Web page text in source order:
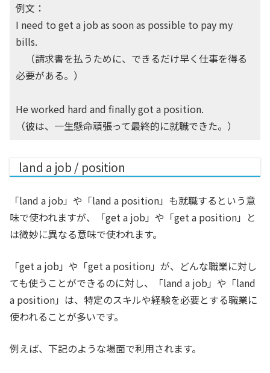
例文：
I need to get a job as soon as possible to pay my
bills.
（請求書を払うために、できるだけ早く仕事を得る
必要がある。）
He worked hard and finally got a position.
（彼は、一生懸命頑張って最終的に就職できた。）
land a job / position
「land a job」や「land a position」も就職するという意
味で使われますが、「get a job」や「get a position」と
は微妙に異なる意味で使われます。
「get a job」や「get a position」が、どんな職業に対し
ても使うことができるのに対し、「land a job」や「land
a position」は、特定のスキルや経験を必要とする職業に
使われることが多いです。
例えば、下記のような場面で利用されます。